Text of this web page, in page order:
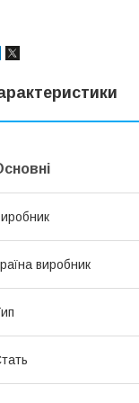
виробник